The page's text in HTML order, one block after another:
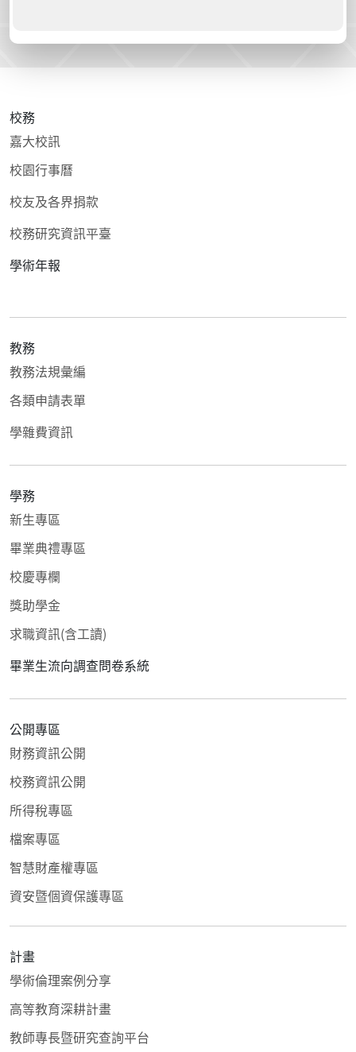
校務
嘉大校訊
校園行事曆
校友及各界捐款
校務研究資訊平臺
學術年報
教務
教務法規彙編
各類申請表單
學雜費資訊
學務
新生專區
畢業典禮專區
校慶專欄
獎助學金
求職資訊(含工讀)
畢業生流向調查問卷系統
公開專區
財務資訊公開
校務資訊公開
所得稅專區
檔案專區
智慧財產權專區
資安暨個資保護專區
計畫
學術倫理案例分享
高等教育深耕計畫
教師專長暨研究查詢平台